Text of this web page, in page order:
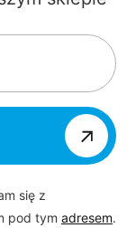
się z
pod tym adresem.